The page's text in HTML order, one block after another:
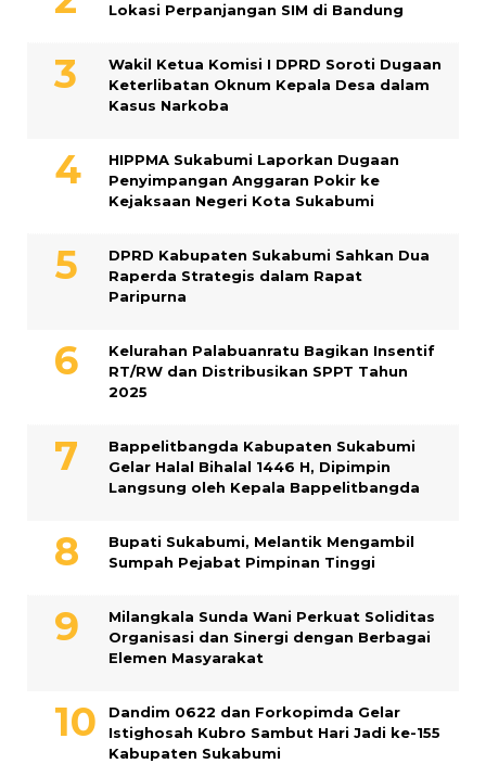
Lokasi Perpanjangan SIM di Bandung
Wakil Ketua Komisi I DPRD Soroti Dugaan
Keterlibatan Oknum Kepala Desa dalam
Kasus Narkoba
HIPPMA Sukabumi Laporkan Dugaan
Penyimpangan Anggaran Pokir ke
Kejaksaan Negeri Kota Sukabumi
DPRD Kabupaten Sukabumi Sahkan Dua
Raperda Strategis dalam Rapat
Paripurna
Kelurahan Palabuanratu Bagikan Insentif
RT/RW dan Distribusikan SPPT Tahun
2025
Bappelitbangda Kabupaten Sukabumi
Gelar Halal Bihalal 1446 H, Dipimpin
Langsung oleh Kepala Bappelitbangda
Bupati Sukabumi, Melantik Mengambil
Sumpah Pejabat Pimpinan Tinggi
Milangkala Sunda Wani Perkuat Soliditas
Organisasi dan Sinergi dengan Berbagai
Elemen Masyarakat
Dandim 0622 dan Forkopimda Gelar
Istighosah Kubro Sambut Hari Jadi ke-155
Kabupaten Sukabumi